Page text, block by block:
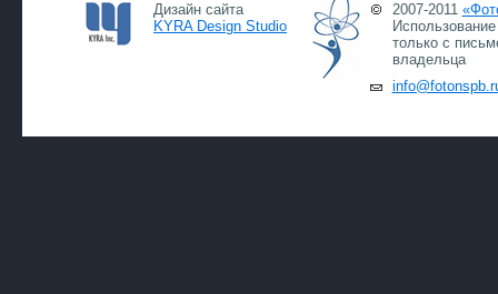
Дизайн сайта
KYRA Design Studio
2007-2011
только с
владельца